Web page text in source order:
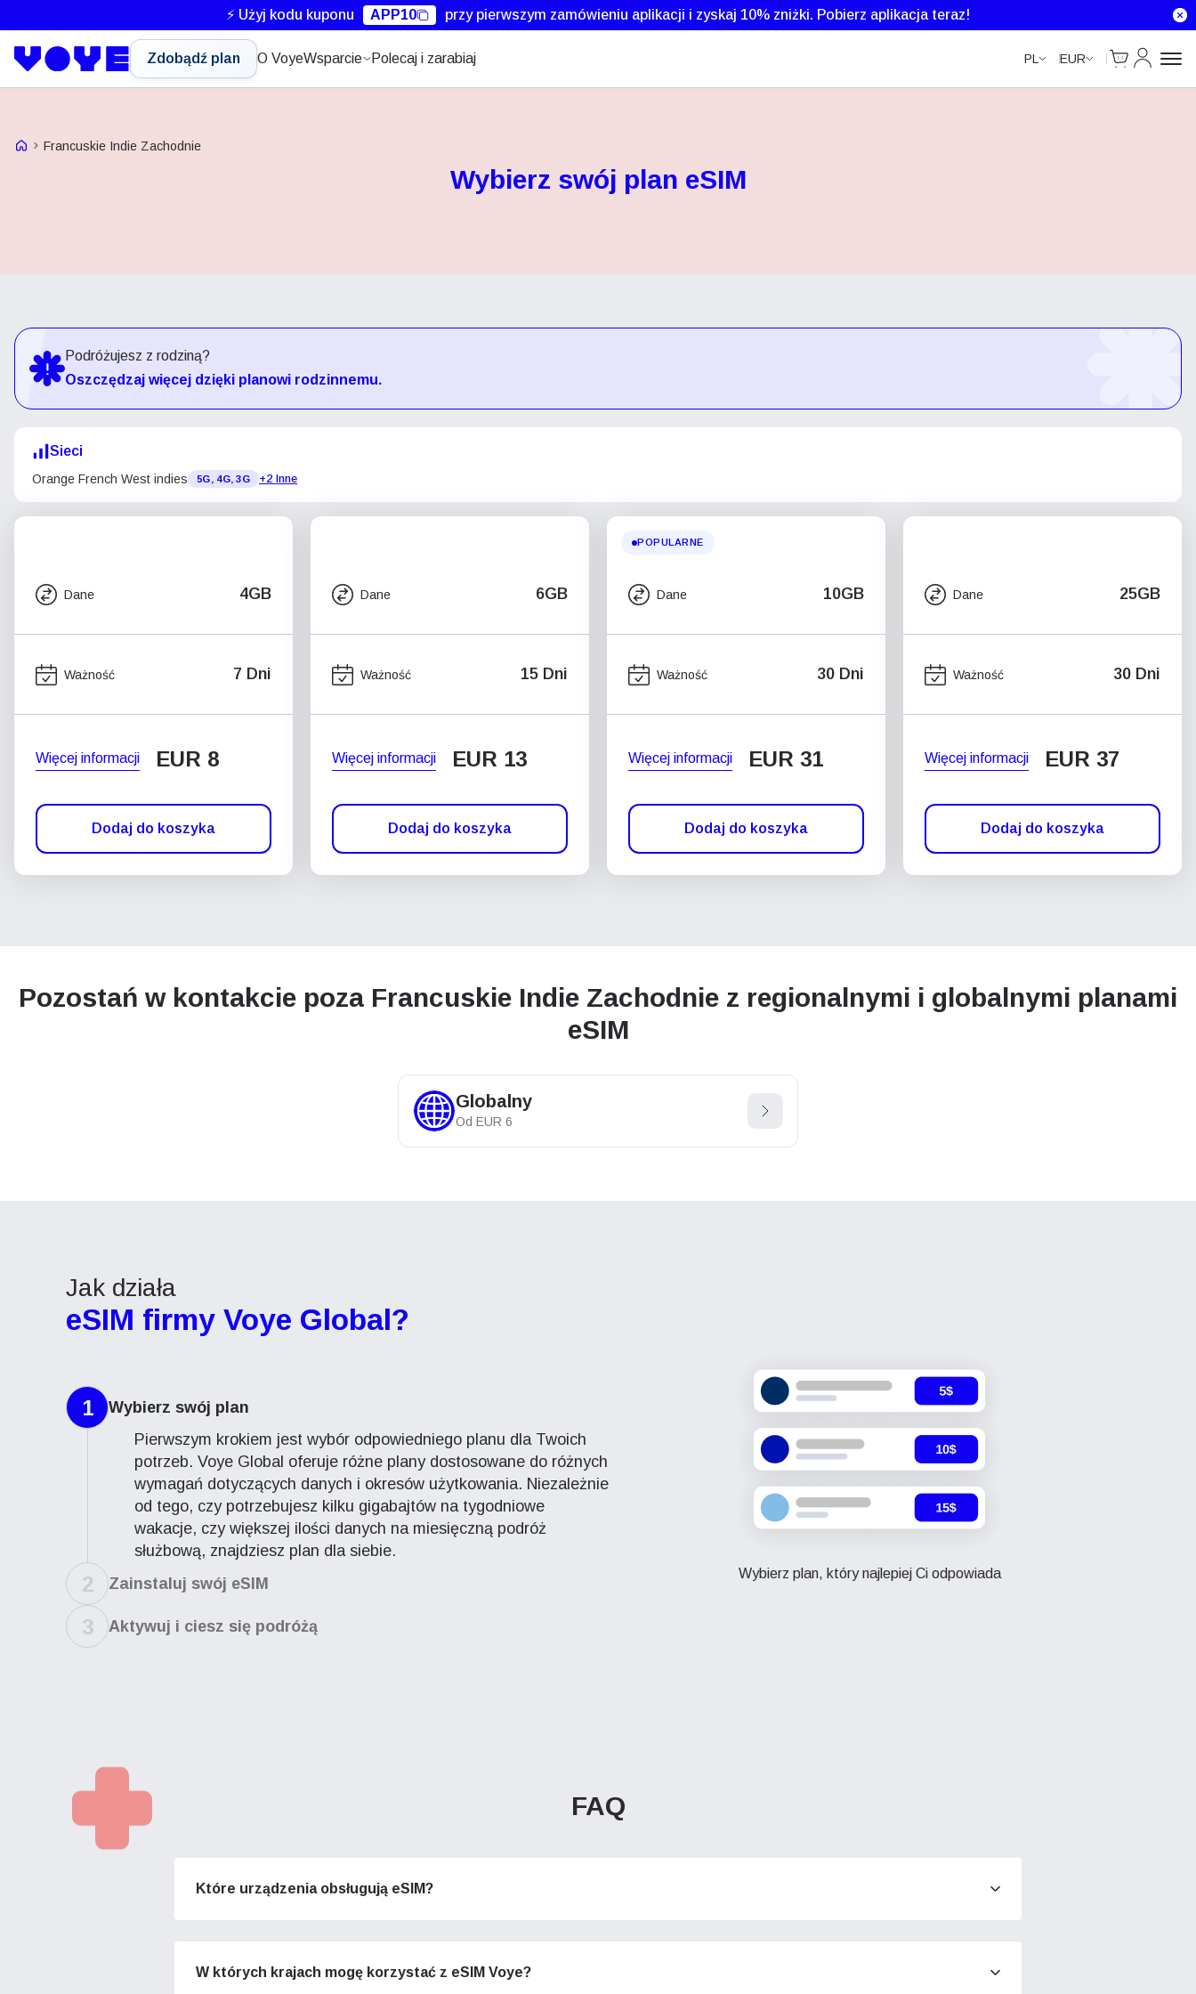
⚡ Użyj kodu kuponu APP10 przy pierwszym zamówieniu aplikacji i zyskaj 10% zniżki. Pobierz aplikacja teraz!
Zdobądź plan O VoyeWsparcie Polecaj i zarabiaj PL EUR
Cart
Moje
Strona główna Voye
Francuskie Indie Zachodnie
Wybierz swój plan eSIM
Podróżujesz z rodziną?
Oszczędzaj więcej dzięki planowi rodzinnemu.
Sieci
Orange French West indies 5G, 4G, 3G +2 Inne
Dane 4GB
Ważność 7 Dni
Więcej informacji EUR 8
Dodaj do koszyka
Dane 6GB
Ważność 15 Dni
Więcej informacji EUR 13
Dodaj do koszyka
POPULARNE
Dane 10GB
Ważność 30 Dni
Więcej informacji EUR 31
Dodaj do koszyka
Dane 25GB
Ważność 30 Dni
Więcej informacji EUR 37
Dodaj do koszyka
Pozostań w kontakcie poza Francuskie Indie Zachodnie z regionalnymi i globalnymi planami
eSIM
Globalny
Od EUR 6
Jak działa
eSIM firmy Voye Global?
1
Wybierz swój plan
Pierwszym krokiem jest wybór odpowiedniego planu dla Twoich
potrzeb. Voye Global oferuje różne plany dostosowane do różnych
wymagań dotyczących danych i okresów użytkowania. Niezależnie
od tego, czy potrzebujesz kilku gigabajtów na tygodniowe
wakacje, czy większej ilości danych na miesięczną podróż
służbową, znajdziesz plan dla siebie.
2 Zainstaluj swój eSIM
3 Aktywuj i ciesz się podróżą
Wybierz plan, który najlepiej Ci odpowiada
FAQ
Które urządzenia obsługują eSIM?
W których krajach mogę korzystać z eSIM Voye?